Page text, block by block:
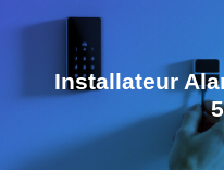
Installateur